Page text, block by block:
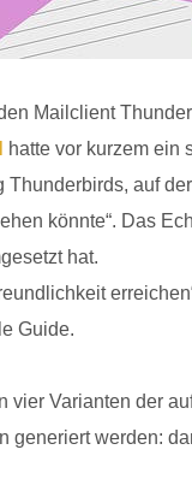
Mailclient
hatte vor kurzem ein
auf
könnte“. Das
hat.
Guide.
vier Varianten der
werden: